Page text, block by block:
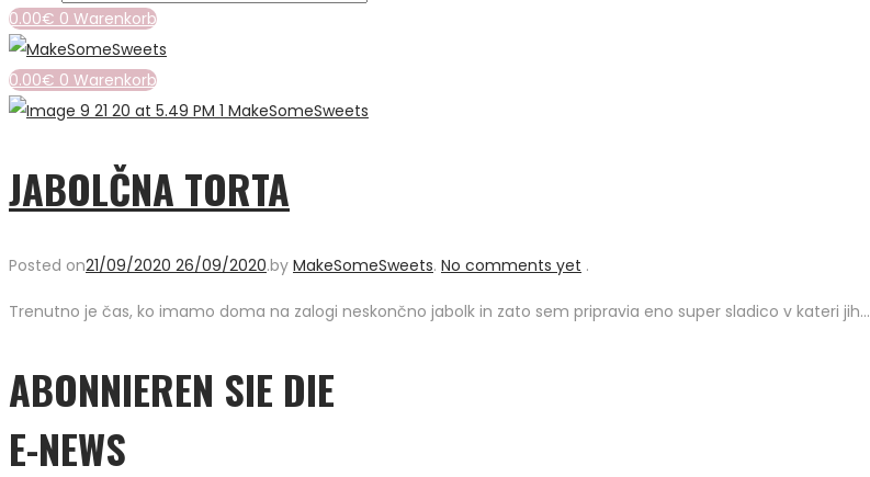
0.00€ 0 Warenkorb
0.00€ 0 Warenkorb
JABOLČNA TORTA
Posted on21/09/2020 26/09/2020.by MakeSomeSweets. No comments yet .
Trenutno je čas, ko imamo doma na zalogi neskončno jabolk in zato sem pripravia eno super sladico v kateri jih…
ABONNIEREN SIE DIE
E-NEWS